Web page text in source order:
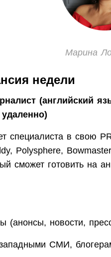
Марина
недели
(английский
специалиста в свою
Polysphere,
сможет готовить на
(анонсы, новости,
СМИ,